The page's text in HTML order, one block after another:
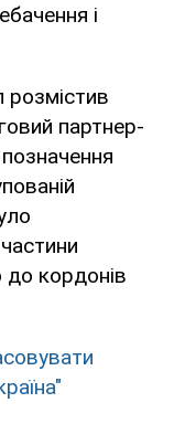
і
партнер-
до кордонів